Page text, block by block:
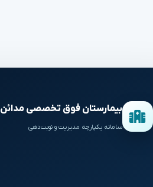
بیمارستان فوق تخصصی مدائن
سامانه یکپارچه مدیریت و نوبت‌دهی